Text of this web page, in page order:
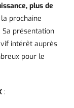
plus de
prochaine
Sa présentation
intérêt auprès
pour le
: